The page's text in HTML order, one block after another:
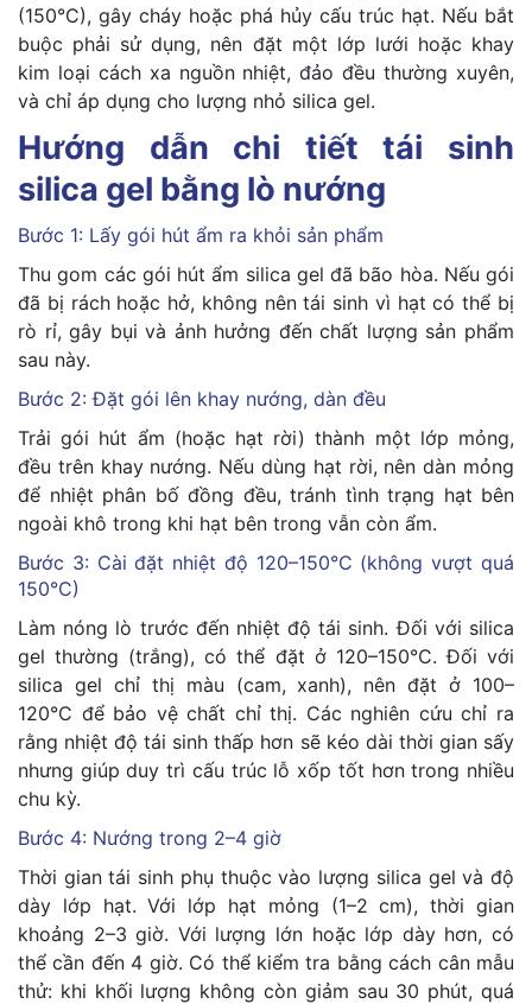
(150°C), gây cháy hoặc phá hủy cấu trúc hạt. Nếu bắt
buộc phải sử dụng, nên đặt một lớp lưới hoặc khay
kim loại cách xa nguồn nhiệt, đảo đều thường xuyên,
và chỉ áp dụng cho lượng nhỏ silica gel.
Hướng dẫn chi tiết tái sinh
silica gel bằng lò nướng
Bước 1: Lấy gói hút ẩm ra khỏi sản phẩm
Thu gom các gói hút ẩm silica gel đã bão hòa. Nếu gói
đã bị rách hoặc hở, không nên tái sinh vì hạt có thể bị
rò rỉ, gây bụi và ảnh hưởng đến chất lượng sản phẩm
sau này.
Bước 2: Đặt gói lên khay nướng, dàn đều
Trải gói hút ẩm (hoặc hạt rời) thành một lớp mỏng,
đều trên khay nướng. Nếu dùng hạt rời, nên dàn mỏng
để nhiệt phân bố đồng đều, tránh tình trạng hạt bên
ngoài khô trong khi hạt bên trong vẫn còn ẩm.
Bước 3: Cài đặt nhiệt độ 120–150°C (không vượt quá
150°C)
Làm nóng lò trước đến nhiệt độ tái sinh. Đối với silica
gel thường (trắng), có thể đặt ở 120–150°C. Đối với
silica gel chỉ thị màu (cam, xanh), nên đặt ở 100–
120°C để bảo vệ chất chỉ thị. Các nghiên cứu chỉ ra
rằng nhiệt độ tái sinh thấp hơn sẽ kéo dài thời gian sấy
nhưng giúp duy trì cấu trúc lỗ xốp tốt hơn trong nhiều
chu kỳ.
Bước 4: Nướng trong 2–4 giờ
Thời gian tái sinh phụ thuộc vào lượng silica gel và độ
dày lớp hạt. Với lớp hạt mỏng (1–2 cm), thời gian
khoảng 2–3 giờ. Với lượng lớn hoặc lớp dày hơn, có
thể cần đến 4 giờ. Có thể kiểm tra bằng cách cân mẫu
thử: khi khối lượng không còn giảm sau 30 phút, quá